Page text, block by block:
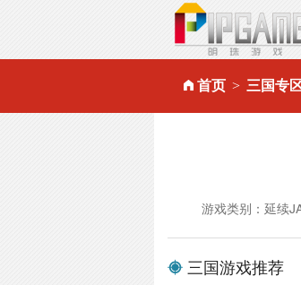
首页 三国专
游戏类别：延续
三国游戏推荐